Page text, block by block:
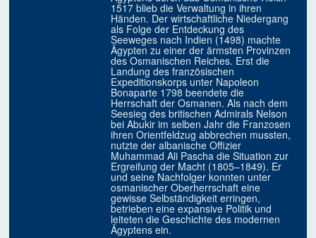
1517 blieb die Verwaltung in ihren
Händen. Der wirtschaftliche Niedergang
als Folge der Entdeckung des
Seeweges nach Indien (1498) machte
Ägypten zu einer der ärmsten Provinzen
des Osmanischen Reiches. Erst die
Landung des französischen
Expeditionskorps unter Napoleon
Bonaparte 1798 beendete die
Herrschaft der Osmanen. Als nach dem
Seesieg des britischen Admirals Nelson
bei Abukir im selben Jahr die Franzosen
ihren Orientfeldzug abbrechen mussten,
nutzte der albanische Offizier
Muhammad Ali Pascha die Situation zur
Ergreifung der Macht (1805–1849). Er
und seine Nachfolger konnten unter
osmanischer Oberherrschaft eine
gewisse Selbständigkeit erringen,
betrieben eine expansive Politik und
leiteten die Geschichte des modernen
Ägyptens ein.